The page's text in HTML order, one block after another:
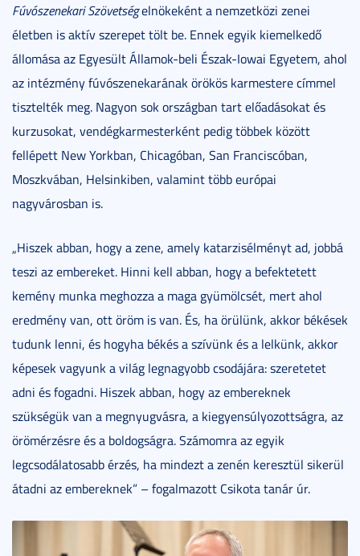
Fúvószenekari Szövetségelnökeként a nemzetközi zenei
életben is aktív szerepet tölt be. Ennek egyik kiemelkedő
állomása az Egyesült Államok-beli Észak-Iowai Egyetem, ahol
az intézmény fúvószenekarának örökös karmestere címmel
tisztelték meg. Nagyon sok országban tart előadásokat és
kurzusokat, vendégkarmesterként pedig többek között
fellépett New Yorkban, Chicagóban, San Franciscóban,
Moszkvában, Helsinkiben, valamint több európai
nagyvárosban is.
„Hiszek abban, hogy a zene, amely katarzisélményt ad, jobbá
teszi az embereket. Hinni kell abban, hogy a befektetett
kemény munka meghozza a maga gyümölcsét, mert ahol
eredmény van, ott öröm is van. És, ha örülünk, akkor békések
tudunk lenni, és hogyha békés a szívünk és a lelkünk, akkor
képesek vagyunk a világ legnagyobb csodájára: szeretetet
adni és fogadni. Hiszek abban, hogy az embereknek
szükségük van a megnyugvásra, a kiegyensúlyozottságra, az
örömérzésre és a boldogságra. Számomra az egyik
legcsodálatosabb érzés, ha mindezt a zenén keresztül sikerül
átadni az embereknek” – fogalmazott Csikota tanár úr.